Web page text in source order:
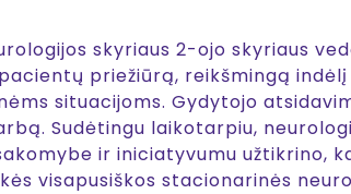
skyriaus 2-ojo skyriaus
priežiūrą, reikšmingą
situacijoms. Gydytojo
Sudėtingu laikotarpiu,
ir iniciatyvumu užtikrino,
visapusiškos stacionarinės